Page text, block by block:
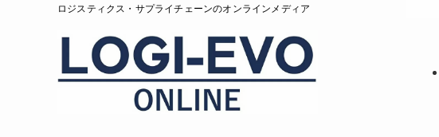
ロジスティクス・サプライチェーンのオンラインメディア